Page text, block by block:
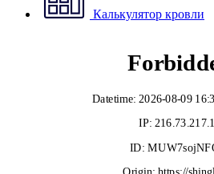
Калькулятор кровли